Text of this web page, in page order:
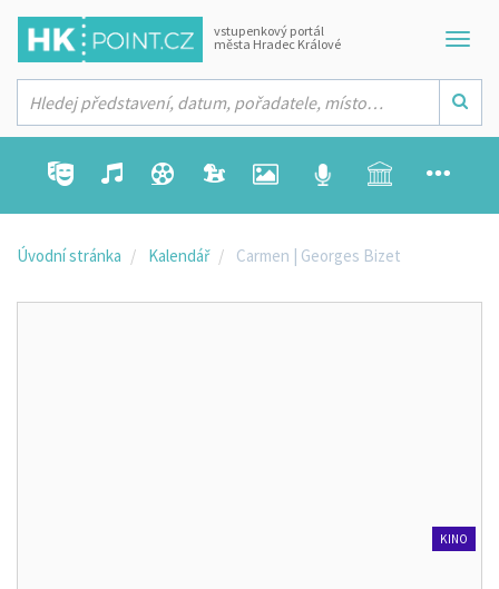
vstupenkový portál
města Hradec Králové
Úvodní stránka Kalendář Carmen | Georges Bizet
KINO